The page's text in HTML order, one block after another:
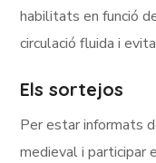
habilitats en funció
circulació fluida i
Els sortejos
Per estar informats
medieval i participar